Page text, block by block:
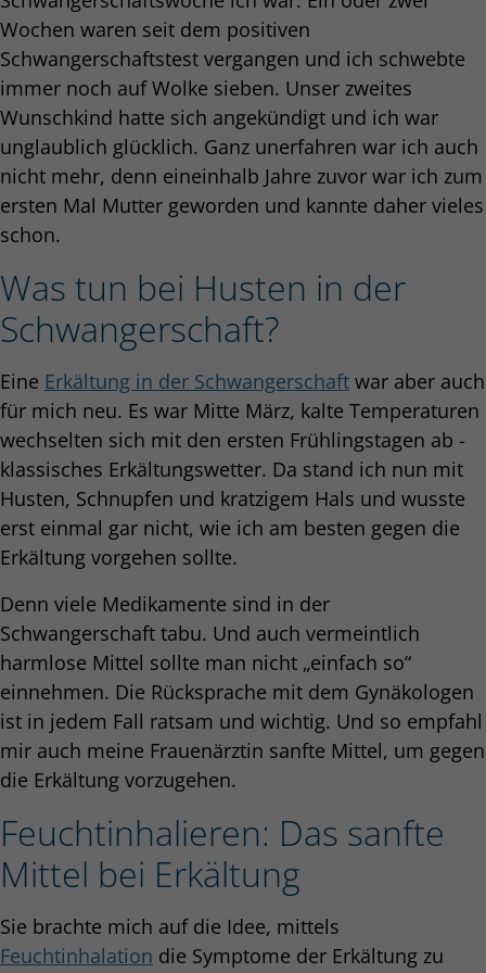
Wochen waren seit dem positiven
Schwangerschaftstest vergangen und ich schwebte
immer noch auf Wolke sieben. Unser zweites
Wunschkind hatte sich angekündigt und ich war
unglaublich glücklich. Ganz unerfahren war ich auch
nicht mehr, denn eineinhalb Jahre zuvor war ich zum
ersten Mal Mutter geworden und kannte daher vieles
schon.
Was tun bei Husten in der
Schwangerschaft?
Eine Erkältung in der Schwangerschaft war aber auch
für mich neu. Es war Mitte März, kalte Temperaturen
wechselten sich mit den ersten Frühlingstagen ab -
klassisches Erkältungswetter. Da stand ich nun mit
Husten, Schnupfen und kratzigem Hals und wusste
erst einmal gar nicht, wie ich am besten gegen die
Erkältung vorgehen sollte.
Denn viele Medikamente sind in der
Schwangerschaft tabu. Und auch vermeintlich
harmlose Mittel sollte man nicht „einfach so“
einnehmen. Die Rücksprache mit dem Gynäkologen
ist in jedem Fall ratsam und wichtig. Und so empfahl
mir auch meine Frauenärztin sanfte Mittel, um gegen
die Erkältung vorzugehen.
Feuchtinhalieren: Das sanfte
Mittel bei Erkältung
Sie brachte mich auf die Idee, mittels
Feuchtinhalation die Symptome der Erkältung zu